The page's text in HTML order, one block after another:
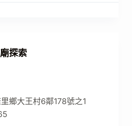
探索
鄉大王村6鄰178號之1